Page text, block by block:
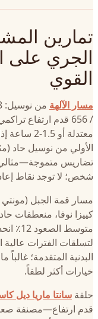
تمارين
الجري على
القوي
مسار الآلهة
معتدلة
الأولي من نوسيل حاد
شخص؛ لا توجد نقاط
لتسلقات الفترات عالية
البدنية المتقدمة؛
خيارات أكثر لطفاً.
حلقة سانتا ماريا ديل
قدم ارتفاع—مصنفة